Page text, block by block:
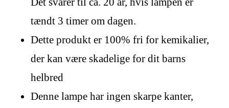
tændt 3 timer om dagen.
Dette produkt er 100% fri for kemikalier,
der kan være skadelige for dit barns
helbred
Denne lampe har ingen skarpe kanter,